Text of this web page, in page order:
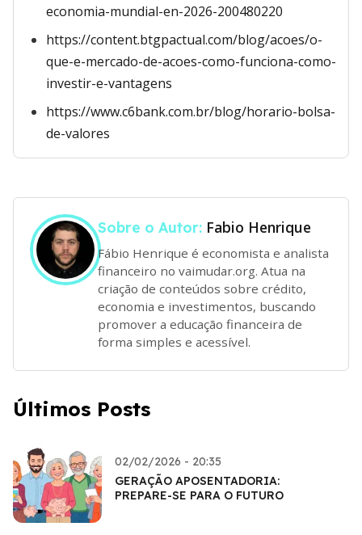
economia-mundial-en-2026-200480220
https://content.btgpactual.com/blog/acoes/o-
que-e-mercado-de-acoes-como-funciona-como-
investir-e-vantagens
https://www.c6bank.com.br/blog/horario-bolsa-
de-valores
Sobre o Autor: Fabio Henrique
Fábio Henrique é economista e analista
financeiro no vaimudar.org. Atua na
criação de conteúdos sobre crédito,
economia e investimentos, buscando
promover a educação financeira de
forma simples e acessível.
Últimos Posts
02/02/2026 - 20:35
GERAÇÃO APOSENTADORIA:
PREPARE-SE PARA O FUTURO